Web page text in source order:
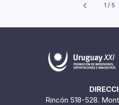
1 / 5
Rincón 518-528.